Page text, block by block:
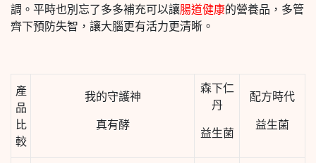
調。平時也別忘了多多補充可以讓腸道健康的營養品，多管
齊下預防失智，讓大腦更有活力更清晰。
產
品
比
較
我的守護神
真有酵
森下仁
丹
益生菌
配方時代
益生菌